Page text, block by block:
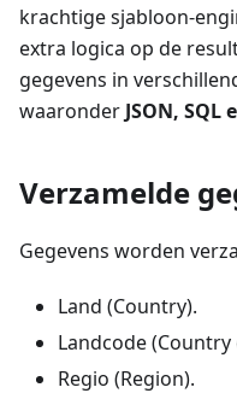
krachtige sjabloon-
extra logica op de
gegevens in
waaronder JSON, SQL
Verzamelde
Gegevens worden
Land (Country).
Landcode (Country
Regio (Region).